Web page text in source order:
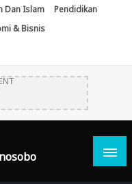
Dan Islam
Pendidikan
& Bisnis